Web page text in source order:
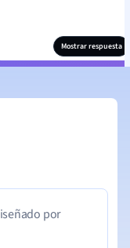
Mostrar respuesta
por